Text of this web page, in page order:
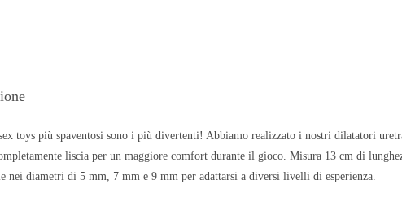
toys più spaventosi sono i più divertenti! Abbiamo realizzato i nostri dilatatori
liscia per un maggiore comfort durante il gioco. Misura 13 cm di
nei diametri di 5 mm, 7 mm e 9 mm per adattarsi a diversi livelli di esperienza.